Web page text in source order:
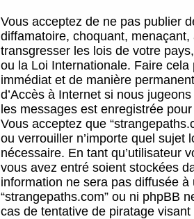
Vous acceptez de ne pas publier
diffamatoire, choquant,
transgresser les lois de votre
ou la Loi Internationale. Faire
immédiat et de manière
d’Accès à Internet si nous
les messages est enregistrée
Vous acceptez que
ou verrouiller n’importe quel sujet
nécessaire. En tant qu’utilisateur
vous avez entré soient stockées
information ne sera pas diffusée
“strangepaths.com” ou ni phpBB
cas de tentative de piratage